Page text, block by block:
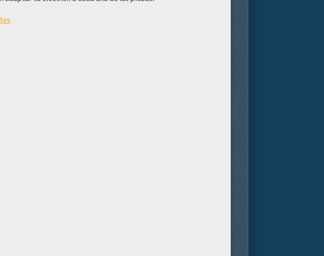
de Shrek - cuenta las hilarantes y valientes
(Antonio Banderas) que se junta con el inteligente
para robar el famoso ganso que pone huevos de